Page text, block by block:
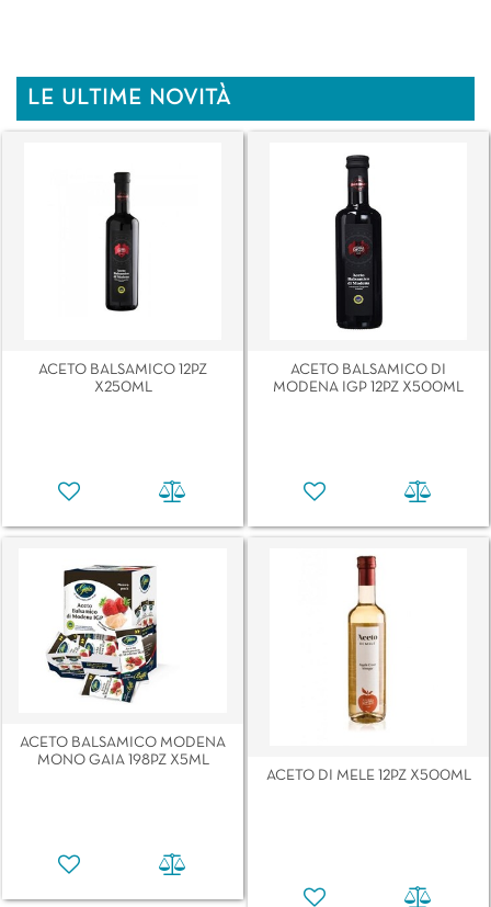
LE ULTIME NOVITÀ
ACETO BALSAMICO 12PZ
X250ML
ACETO BALSAMICO DI
MODENA IGP 12PZ X500ML
ACETO BALSAMICO MODENA
MONO GAIA 198PZ X5ML
ACETO DI MELE 12PZ X500ML